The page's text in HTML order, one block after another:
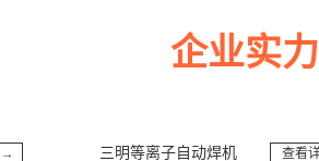
企业实力
查看详情 →
三明等离子自动焊机